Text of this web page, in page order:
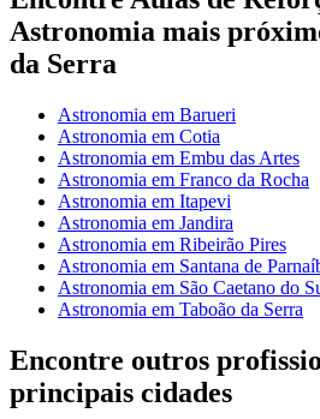
Astronomia mais
da Serra
Astronomia em Barueri
Astronomia em Cotia
Astronomia em Embu das Artes
Astronomia em Franco da Rocha
Astronomia em Itapevi
Astronomia em Jandira
Astronomia em Ribeirão Pires
Astronomia em Santana de
Astronomia em São Caetano do
Astronomia em Taboão da Serra
Encontre outros
principais cidades